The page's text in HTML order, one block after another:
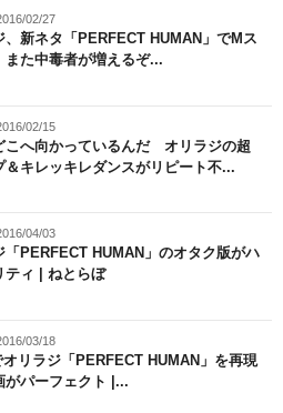
02/27
、新ネタ「PERFECT HUMAN」でMス
た中毒者が増えるぞ...
02/15
こへ向かっているんだ オリラジの超
＆キレッキレダンスがリピート不...
04/03
「PERFECT HUMAN」のオタク版がハ
ティ | ねとらぼ
03/18
リラジ「PERFECT HUMAN」を再現
がパーフェクト |...